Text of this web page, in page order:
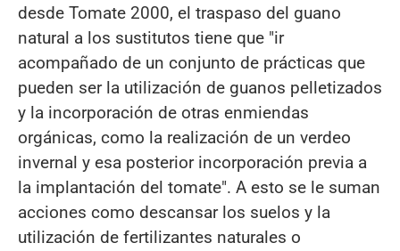
desde Tomate 2000, el traspaso del guano
natural a los sustitutos tiene que "ir
acompañado de un conjunto de prácticas que
pueden ser la utilización de guanos pelletizados
y la incorporación de otras enmiendas
orgánicas, como la realización de un verdeo
invernal y esa posterior incorporación previa a
la implantación del tomate". A esto se le suman
acciones como descansar los suelos y la
utilización de fertilizantes naturales o